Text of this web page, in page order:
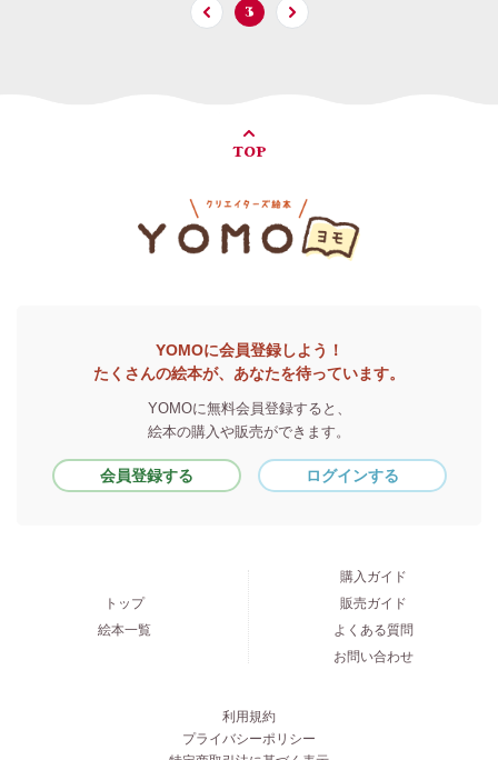
3
TOP
YOMOに会員登録しよう！
たくさんの絵本が、あなたを待っています。
YOMOに無料会員登録すると、
絵本の購入や販売ができます。
会員登録する ログインする
トップ
絵本一覧
購入ガイド
販売ガイド
よくある質問
お問い合わせ
利用規約
プライバシーポリシー